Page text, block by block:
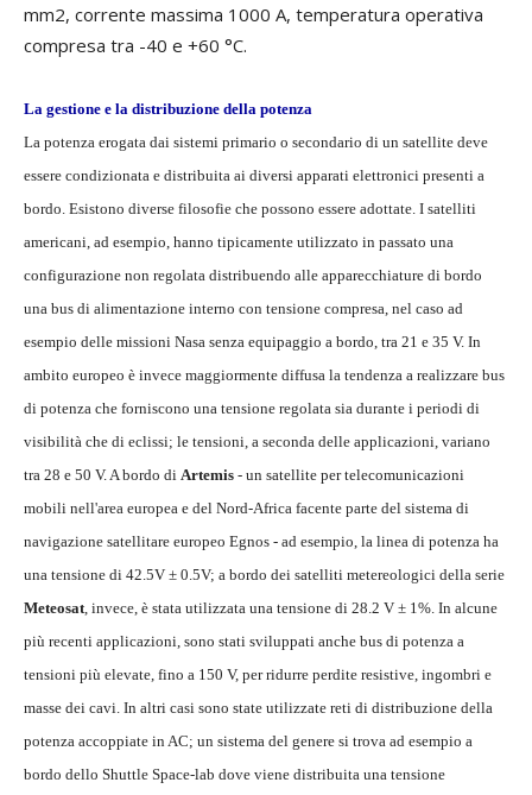
mm2, corrente massima 1000 A, temperatura operativa
compresa tra -40 e +60 °C.
La gestione e la distribuzione della potenza
La potenza erogata dai sistemi primario o secondario di un satellite deve
essere condizionata e distribuita ai diversi apparati elettronici presenti a
bordo. Esistono diverse filosofie che possono essere adottate. I satelliti
americani, ad esempio, hanno tipicamente utilizzato in passato una
configurazione non regolata distribuendo alle apparecchiature di bordo
una bus di alimentazione interno con tensione compresa, nel caso ad
esempio delle missioni Nasa senza equipaggio a bordo, tra 21 e 35 V. In
ambito europeo è invece maggiormente diffusa la tendenza a realizzare bus
di potenza che forniscono una tensione regolata sia durante i periodi di
visibilità che di eclissi; le tensioni, a seconda delle applicazioni, variano
tra 28 e 50 V. A bordo di Artemis - un satellite per telecomunicazioni
mobili nell'area europea e del Nord-Africa facente parte del sistema di
navigazione satellitare europeo Egnos - ad esempio, la linea di potenza ha
una tensione di 42.5V ± 0.5V; a bordo dei satelliti metereologici della serie
Meteosat, invece, è stata utilizzata una tensione di 28.2 V ± 1%. In alcune
più recenti applicazioni, sono stati sviluppati anche bus di potenza a
tensioni più elevate, fino a 150 V, per ridurre perdite resistive, ingombri e
masse dei cavi. In altri casi sono state utilizzate reti di distribuzione della
potenza accoppiate in AC; un sistema del genere si trova ad esempio a
bordo dello Shuttle Space-lab dove viene distribuita una tensione